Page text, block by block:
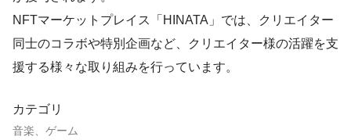
NFTマーケットプレイス「HINATA」では、クリエイター
同士のコラボや特別企画など、クリエイター様の活躍を支
援する様々な取り組みを行っています。
カテゴリ
音楽、ゲーム